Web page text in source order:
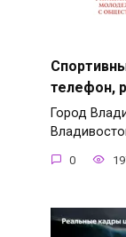
телефон,
Город
0